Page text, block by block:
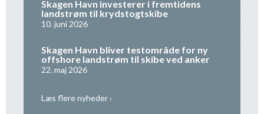
Skagen Havn investerer i fremtidens
landstrøm til krydstogtskibe
10. juni 2026
Skagen Havn bliver testområde for ny
offshore landstrøm til skibe ved anker
22. maj 2026
Læs flere nyheder ›